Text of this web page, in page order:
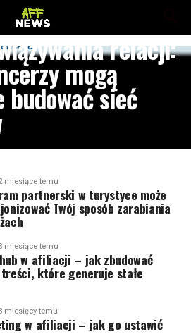
relacji:
mogą
sieć
miesiące temu
partnerski w turystyce może
Twój sposób zarabiania
miesiące temu
w afiliacji – jak zbudować
które generuje stałe
miesięcy temu
w afiliacji – jak go ustawić